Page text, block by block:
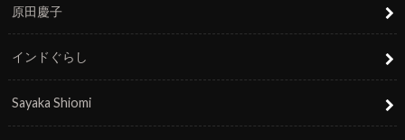
原田慶子
インドぐらし
Sayaka Shiomi